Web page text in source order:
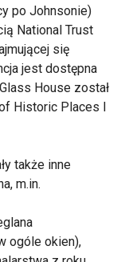
po Johnsonie)
National Trust
się
jest dostępna
House został
Historic Places I
także inne
m.in.
ogóle okien),